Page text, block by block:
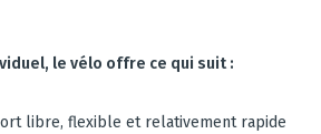
le vélo offre ce qui suit :
libre, flexible et relativement rapide